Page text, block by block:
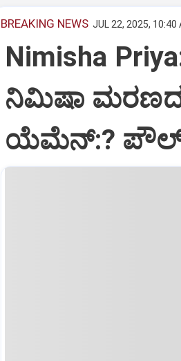
BREAKING NEWS JUL 22, 2025, 10:40
Nimisha
ನಿಮಿಷಾ
ಯೆಮೆನ್:?